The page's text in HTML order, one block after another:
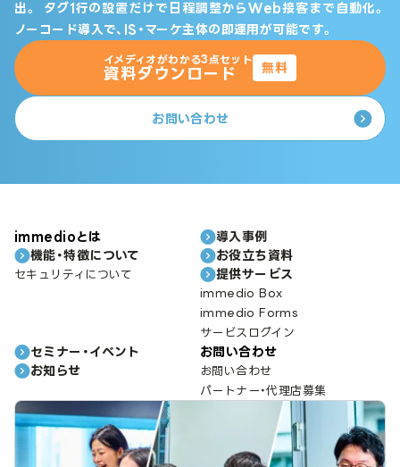
出。
タグ1行の設置だけで日程調整からWeb接客まで自動化。
ノーコード導入で、IS・マーケ主体の即運用が可能です。
イメディオがわかる3点セット
資料ダウンロード 無料
お問い合わせ
immedioとは
機能・特徴について
セキュリティについて
導入事例
お役立ち資料
提供サービス
immedio Box
immedio Forms
サービスログイン
セミナー・イベント
お知らせ
お問い合わせ
お問い合わせ
パートナー・代理店募集